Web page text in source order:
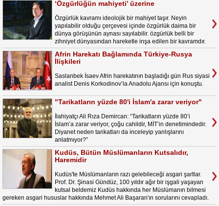
‘Özgürlüğün mahiyeti’ üzerine
Özgürlük kavramı ideolojik bir mahiyet taşır. Neyin
yapılabilir olduğu çerçevesi içinde özgürlük daima bir
dünya görüşünün aynası sayılabilir. özgürlük belli bir
zihniyet dünyasından hareketle inşa edilen bir kavramdır.
Afrin Harekatı Bağlamında Türkiye-Rusya
İlişkileri
Saslanbek İsaev Afrin harekatının başladığı gün Rus siyasi
analist Denis Korkodinov’la Anadolu Ajansı için konuştu.
"Tarikatların yüzde 80'i İslam'a zarar veriyor"
İlahiyatçı Ali Rıza Demircan: “Tarikatların yüzde 80’i
İslam’a zarar veriyor, çoğu cahildir, MİT’in denetimindedir.
Diyanet neden tarikatları da inceleyip yanlışlarını
anlatmıyor?”
Kudüs, Bütün Müslümanların Kutsalıdır,
Haremidir
Kudüs'te Müslümanların razı gelebileceği asgari şartlar.
Prof. Dr. Şinasi Gündüz, 100 yıldır ağır bir işgali yaşayan
kutsal beldemiz Kudüs hakkında her Müslümanın bilmesi
gereken asgari hususlar hakkında Mehmet Ali Başaran'ın sorularını cevapladı.